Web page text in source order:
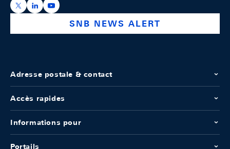
https://x.com/snb_bns
https://ch.linkedin.com/company/swiss-national-
https://www.youtube.com/@swissnationalbank
SNB NEWS ALERT
Adresse postale & contact
Accès rapides
Informations pour
Portails